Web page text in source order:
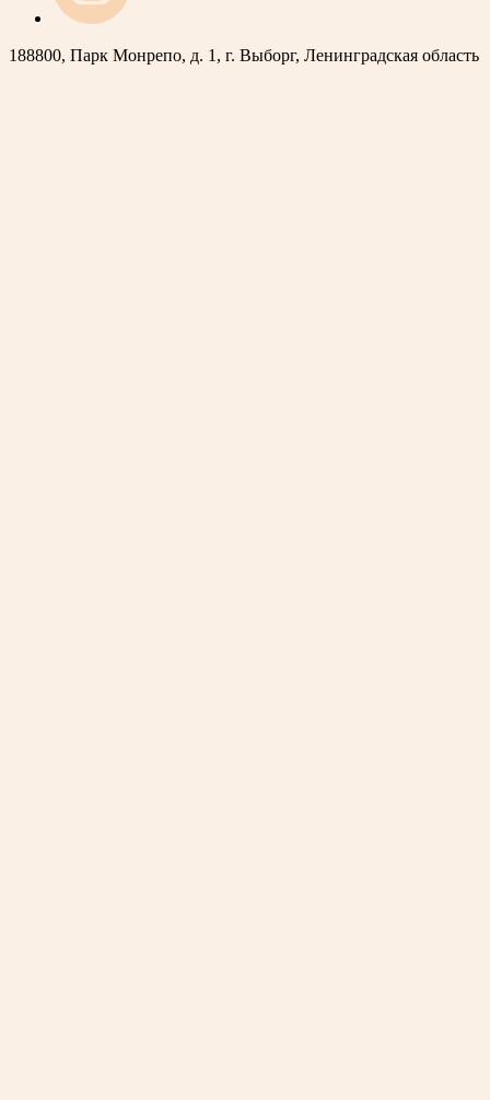
188800, Парк Монрепо, д. 1, г. Выборг, Ленинградская область